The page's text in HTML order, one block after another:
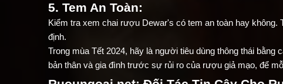
5. Tem An Toàn:
Kiểm tra xem chai rượu Dewar's có tem an toàn hay
định.
Trong mùa Tết 2024, hãy là người tiêu dùng thông thái
bản thân và gia đình trước sự rủi ro của rượu giả mạo, để